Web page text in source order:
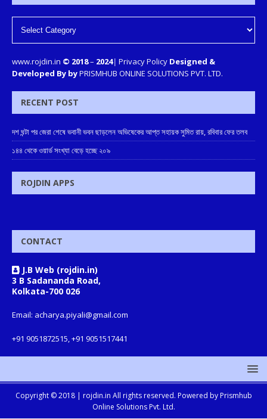
www.rojdin.in © 2018– 2024| Privacy Policy Designed &
Developed By byPRISMHUB ONLINE SOLUTIONS PVT. LTD.
RECENT POST
দশ ঘন্টা পর জেরা শেষে ভবানী ভবন ছাড়লেন অভিষেকের আপ্ত সহায়ক সুমিত রায়, রবিবার ফের তলব
১৪৪ থেকে ওয়ার্ড সংখ্যা বেড়ে হচ্ছে ২০৯
ROJDIN APPS
CONTACT
J.B Web (rojdin.in)
3 B Sadananda Road,
Kolkata-700 026
Email: acharya.piyali@gmail.com
+91 9051872515, +91 9051517441
Copyright © 2018 | rojdin.in All rights reserved. Powered by Prismhub
Online Solutions Pvt. Ltd.